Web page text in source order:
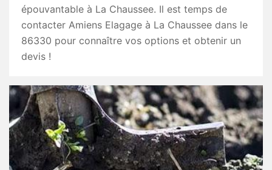
épouvantable à La Chaussee. Il est temps de
contacter Amiens Elagage à La Chaussee dans le
86330 pour connaître vos options et obtenir un
devis !